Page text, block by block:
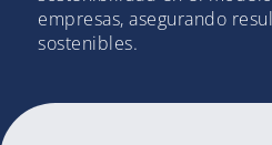
empresas, asegurando
sostenibles.